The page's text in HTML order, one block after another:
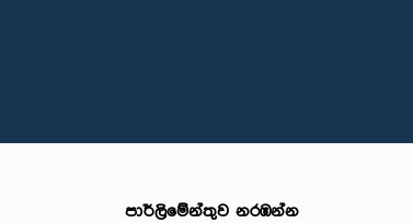
පාර්ලි‌මේන්තුව නරඹන්න